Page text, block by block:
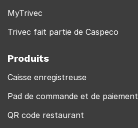
MyTrivec
Trivec fait partie de Caspeco
Produits
Caisse enregistreuse
Pad de commande et de paiement
QR code restaurant